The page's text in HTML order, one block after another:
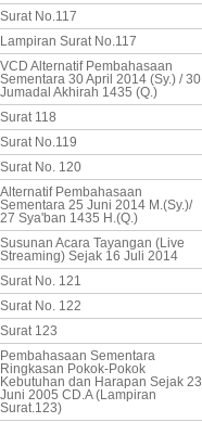
Surat No.117
Lampiran Surat No.117
VCD Alternatif Pembahasaan
Sementara 30 April 2014 (Sy.) / 30
Jumadal Akhirah 1435 (Q.)
Surat 118
Surat No.119
Surat No. 120
Alternatif Pembahasaan
Sementara 25 Juni 2014 M.(Sy.)/
27 Sya'ban 1435 H.(Q.)
Susunan Acara Tayangan (Live
Streaming) Sejak 16 Juli 2014
Surat No. 121
Surat No. 122
Surat 123
Pembahasaan Sementara
Ringkasan Pokok-Pokok
Kebutuhan dan Harapan Sejak 23
Juni 2005 CD.A (Lampiran
Surat.123)